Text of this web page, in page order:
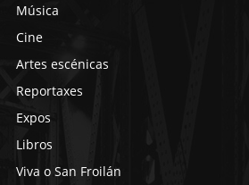
Música
Cine
Artes escénicas
Reportaxes
Expos
Libros
Viva o San Froilán